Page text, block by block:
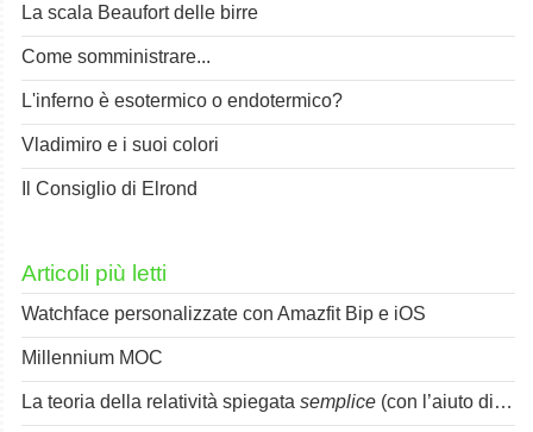
La scala Beaufort delle birre
Come somministrare...
L'inferno è esotermico o endotermico?
Vladimiro e i suoi colori
Il Consiglio di Elrond
Articoli più letti
Watchface personalizzate con Amazfit Bip e iOS
Millennium MOC
La teoria della relatività spiegata semplice (con l’aiuto di Spok)